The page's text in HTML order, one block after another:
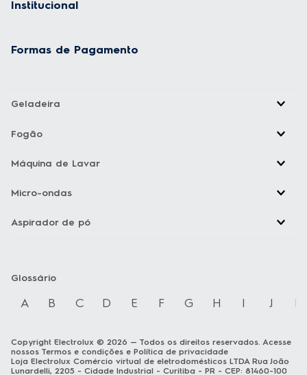
Institucional
Formas de Pagamento
Geladeira
Fogão
Máquina de Lavar
Micro-ondas
Aspirador de pó
Glossário
A B C D E F G H I J K
Copyright Electrolux © 2026 — Todos os direitos reservados. Acesse
nossos Termos e condições e Política de privacidade
Loja Electrolux Comércio virtual de eletrodomésticos LTDA Rua João
Lunardelli, 2205 - Cidade Industrial - Curitiba - PR - CEP: 81460-100